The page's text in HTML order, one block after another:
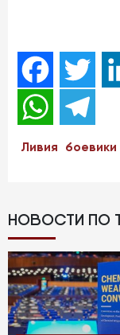
Facebook
WhatsApp
Ливия боевики
НОВОСТИ ПО